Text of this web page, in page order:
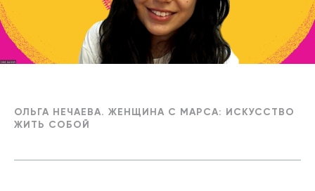
ОЛЬГА НЕЧАЕВА. ЖЕНЩИНА С МАРСА: ИСКУССТВО
ЖИТЬ СОБОЙ